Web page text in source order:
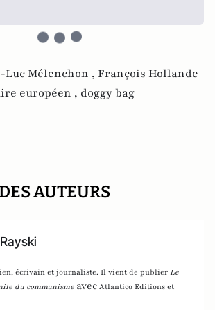
Luc Mélenchon , François Hollande
européen , doggy bag
AUTEURS
écrivain et journaliste. Il vient de publier Le
du communisme avec Atlantico Editions et